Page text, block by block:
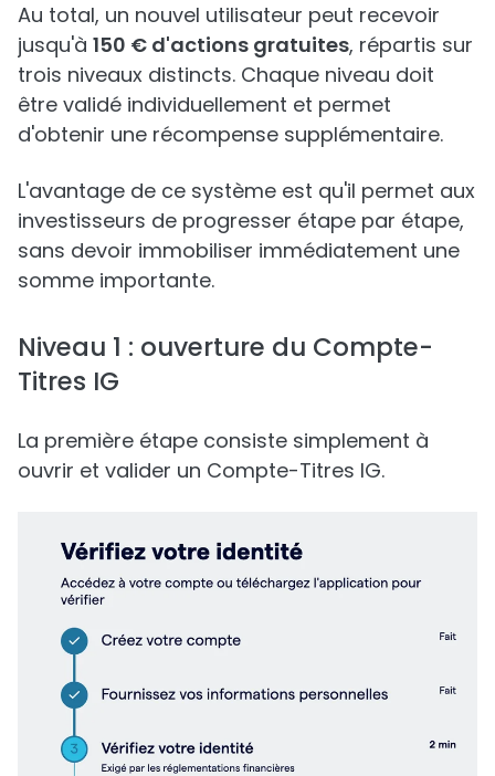
Au total, un nouvel utilisateur peut recevoir
jusqu'à 150 € d'actions gratuites, répartis sur
trois niveaux distincts. Chaque niveau doit
être validé individuellement et permet
d'obtenir une récompense supplémentaire.
L'avantage de ce système est qu'il permet aux
investisseurs de progresser étape par étape,
sans devoir immobiliser immédiatement une
somme importante.
Niveau 1 : ouverture du Compte-
Titres IG
La première étape consiste simplement à
ouvrir et valider un Compte-Titres IG.